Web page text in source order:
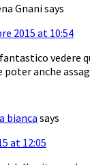
Gnanisays
2015 at 10:54
vedere
poter anche
bianca says
at 12:05